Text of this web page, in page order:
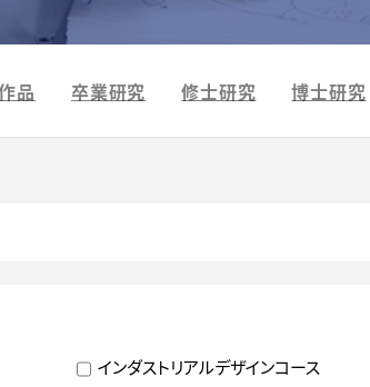
品 卒業研究 修士研究 博士研究
インダストリアルデザインコース